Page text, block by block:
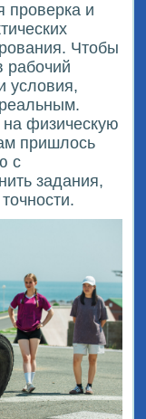
проверка и
Чтобы
рабочий
условия,
физическую
пришлось
с
задания,